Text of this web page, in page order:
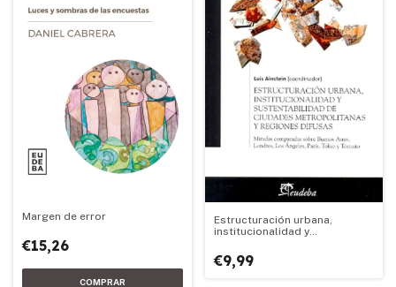
Margen de error
€15,26
Estructuración urbana,
institucionalidad y
metropolitanas y regiones dif
€9,99